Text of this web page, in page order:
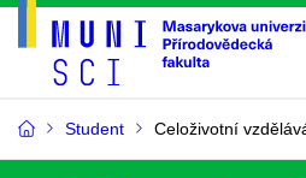
Student Celoživotní